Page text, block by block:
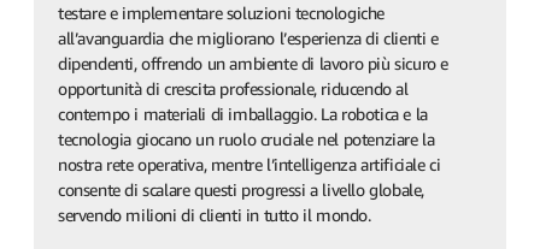
testare e implementare soluzioni tecnologiche
all’avanguardia che migliorano l’esperienza di clienti e
dipendenti, offrendo un ambiente di lavoro più sicuro e
opportunità di crescita professionale, riducendo al
contempo i materiali di imballaggio. La robotica e la
tecnologia giocano un ruolo cruciale nel potenziare la
nostra rete operativa, mentre l’intelligenza artificiale ci
consente di scalare questi progressi a livello globale,
servendo milioni di clienti in tutto il mondo.